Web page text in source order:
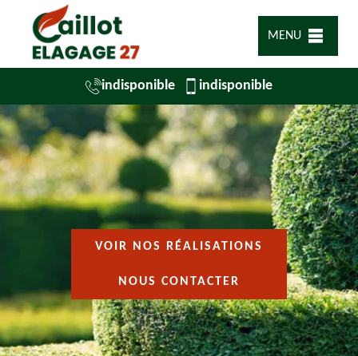
MENU
indisponible indisponible
VOIR NOS RÉALISATIONS
NOUS CONTACTER